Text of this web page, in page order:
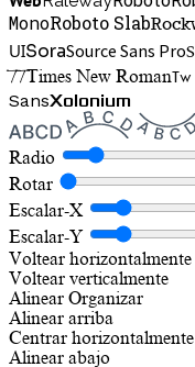
MonoRoboto Slab
UISoraSource Sans Pro
TTTimes New Roman
SansXolonium
Radio
Rotar
Escalar-X
Escalar-Y
Voltear horizontalmente
Voltear verticalmente
Alinear Organizar
Alinear arriba
Centrar horizontalmente
Alinear abajo